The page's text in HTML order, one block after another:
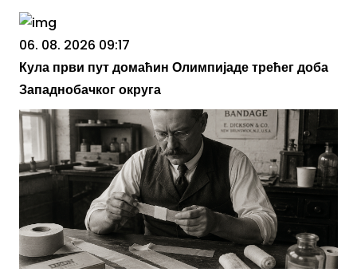
06. 08. 2026 09:17
Кула први пут домаћин Олимпијаде трећег доба
Западнобачког округа